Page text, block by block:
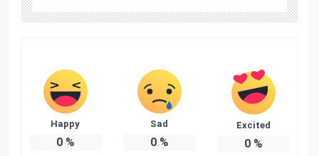
Happy
0%
Sad
0%
Excited
0%